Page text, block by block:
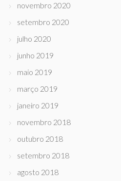
novembro 2020
setembro 2020
julho 2020
junho 2019
maio 2019
março 2019
janeiro 2019
novembro 2018
outubro 2018
setembro 2018
agosto 2018